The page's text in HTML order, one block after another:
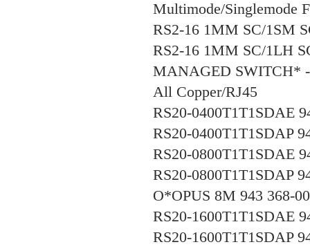
Multimode/Singlemode
RS2-16 1MM SC/1SM
RS2-16 1MM SC/1LH
MANAGED SWITCH*
All Copper/RJ45
RS20-0400T1T1SDAE
RS20-0400T1T1SDAP
RS20-0800T1T1SDAE
RS20-0800T1T1SDAP
O*OPUS 8M 943 368-
RS20-1600T1T1SDAE
RS20-1600T1T1SDAP